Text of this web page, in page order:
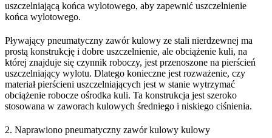
uszczelniającą końca wylotowego, aby zapewnić uszczelnienie
końca wylotowego.
Pływający pneumatyczny zawór kulowy ze stali nierdzewnej ma
prostą konstrukcję i dobre uszczelnienie, ale obciążenie kuli, na
której znajduje się czynnik roboczy, jest przenoszone na pierścień
uszczelniający wylotu. Dlatego konieczne jest rozważenie, czy
materiał pierścieni uszczelniających jest w stanie wytrzymać
obciążenie robocze ośrodka kuli. Ta konstrukcja jest szeroko
stosowana w zaworach kulowych średniego i niskiego ciśnienia.
2. Naprawiono pneumatyczny zawór kulowy kulowy